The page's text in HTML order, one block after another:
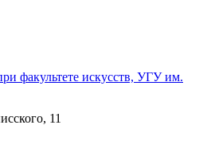
факультете искусств, УГУ им.
11